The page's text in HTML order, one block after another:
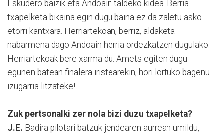
Eskudero baizik eta Andoain taldeko kidea. Berria
txapelketa bikaina egin dugu baina ez da zaletu asko
etorri kantxara. Herriartekoan, berriz, aldaketa
nabarmena dago Andoain herria ordezkatzen dugulako.
Herriartekoak bere xarma du. Amets egiten dugu
egunen batean finalera iristearekin, hori lortuko bagenu
izugarria litzateke!
Zuk pertsonalki zer nola bizi duzu txapelketa?
J.E. Badira pilotari batzuk jendearen aurrean umildu,